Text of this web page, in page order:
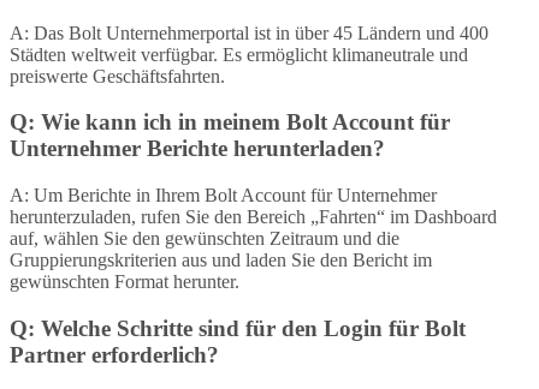
A: Das Bolt Unternehmerportal ist in über 45 Ländern und 400
Städten weltweit verfügbar. Es ermöglicht klimaneutrale und
preiswerte Geschäftsfahrten.
Q: Wie kann ich in meinem Bolt Account für
Unternehmer Berichte herunterladen?
A: Um Berichte in Ihrem Bolt Account für Unternehmer
herunterzuladen, rufen Sie den Bereich „Fahrten“ im Dashboard
auf, wählen Sie den gewünschten Zeitraum und die
Gruppierungskriterien aus und laden Sie den Bericht im
gewünschten Format herunter.
Q: Welche Schritte sind für den Login für Bolt
Partner erforderlich?